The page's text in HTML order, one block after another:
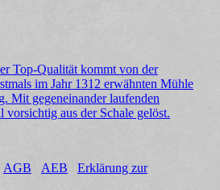
Top-Qualität kommt von der
im Jahr 1312 erwähnten Mühle
Mit gegeneinander laufenden
aus der Schale gelöst.
AGB AEB
Erklärung zur